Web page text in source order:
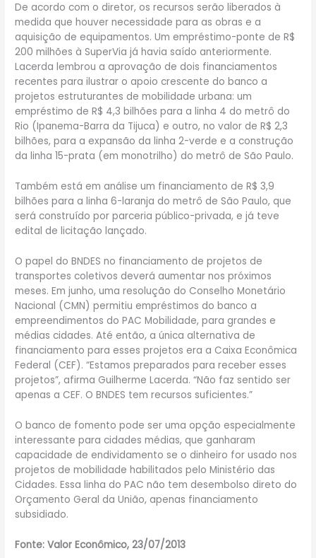
De acordo com o diretor, os recursos serão liberados à
medida que houver necessidade para as obras e a
aquisição de equipamentos. Um empréstimo-ponte de R$
200 milhões à SuperVia já havia saído anteriormente.
Lacerda lembrou a aprovação de dois financiamentos
recentes para ilustrar o apoio crescente do banco a
projetos estruturantes de mobilidade urbana: um
empréstimo de R$ 4,3 bilhões para a linha 4 do metrô do
Rio (Ipanema-Barra da Tijuca) e outro, no valor de R$ 2,3
bilhões, para a expansão da linha 2-verde e a construção
da linha 15-prata (em monotrilho) do metrô de São Paulo.
Também está em análise um financiamento de R$ 3,9
bilhões para a linha 6-laranja do metrô de São Paulo, que
será construído por parceria público-privada, e já teve
edital de licitação lançado.
O papel do BNDES no financiamento de projetos de
transportes coletivos deverá aumentar nos próximos
meses. Em junho, uma resolução do Conselho Monetário
Nacional (CMN) permitiu empréstimos do banco a
empreendimentos do PAC Mobilidade, para grandes e
médias cidades. Até então, a única alternativa de
financiamento para esses projetos era a Caixa Econômica
Federal (CEF). “Estamos preparados para receber esses
projetos”, afirma Guilherme Lacerda. “Não faz sentido ser
apenas a CEF. O BNDES tem recursos suficientes.”
O banco de fomento pode ser uma opção especialmente
interessante para cidades médias, que ganharam
capacidade de endividamento se o dinheiro for usado nos
projetos de mobilidade habilitados pelo Ministério das
Cidades. Essa linha do PAC não tem desembolso direto do
Orçamento Geral da União, apenas financiamento
subsidiado.
Fonte: Valor Econômico, 23/07/2013